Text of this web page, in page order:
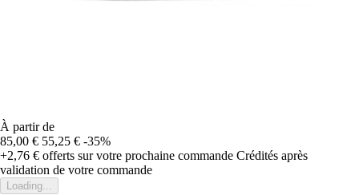
À partir de
85,00 € 55,25 € -35%
+2,76 € offerts sur votre prochaine commande Crédités après
validation de votre commande
Loading...